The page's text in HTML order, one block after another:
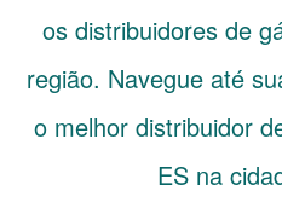
os distribuidores de
região. Navegue até
o melhor distribuidor
ES na